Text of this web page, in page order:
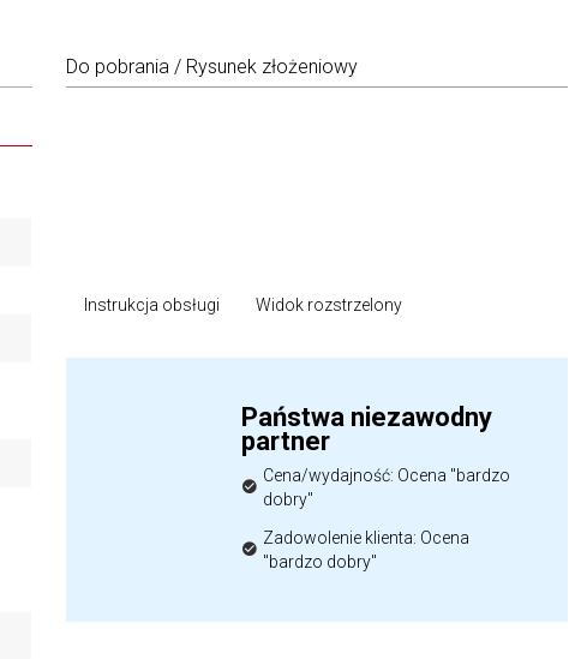
Do pobrania / Rysunek złożeniowy
Instrukcja obsługi Widok rozstrzelony
Państwa niezawodny
partner
Cena/wydajność: Ocena "bardzo
dobry"
Zadowolenie klienta: Ocena
"bardzo dobry"